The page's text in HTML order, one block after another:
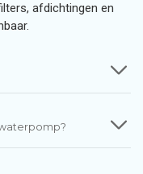
afdichtingen en